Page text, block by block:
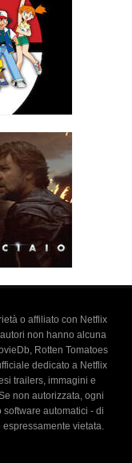
o affiliato con Netflix
non hanno alcuna
Rotten Tomatoes
dedicato a Netflix
trailers, immagini e
non autorizzata, ogni
automatici - di
vietata.